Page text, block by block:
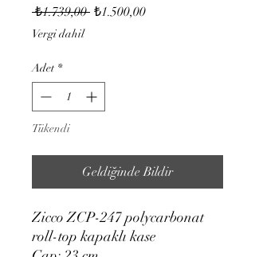
₺1.739,00 Normal
₺1.500,00İndirimli
Vergi dahil
Adet *
Tükendi
Geldiğinde Bildir
Zicco ZCP-247 polycarbonat
roll-top kapaklı kase